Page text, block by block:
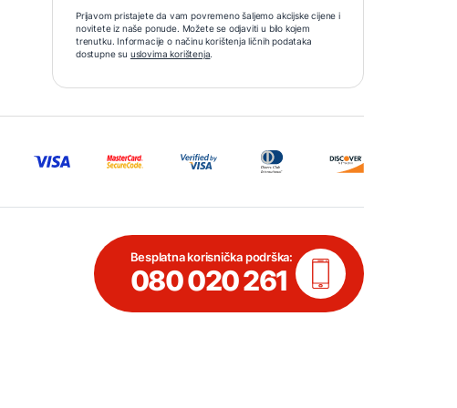
Prijavom pristajete da vam povremeno šaljemo akcijske cijene i
novitete iz naše ponude. Možete se odjaviti u bilo kojem
trenutku. Informacije o načinu korištenja ličnih podataka
dostupne su uslovima korištenja.
Besplatna korisnička podrška:
080 020 261